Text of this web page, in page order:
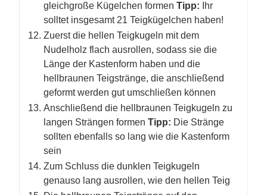
gleichgroße Kügelchen formen Tipp: Ihr
solltet insgesamt 21 Teigkügelchen haben!
Zuerst die hellen Teigkugeln mit dem
Nudelholz flach ausrollen, sodass sie die
Länge der Kastenform haben und die
hellbraunen Teigstränge, die anschließend
geformt werden gut umschließen können
Anschließend die hellbraunen Teigkugeln zu
langen Strängen formen Tipp: Die Stränge
sollten ebenfalls so lang wie die Kastenform
sein
Zum Schluss die dunklen Teigkugeln
genauso lang ausrollen, wie den hellen Teig